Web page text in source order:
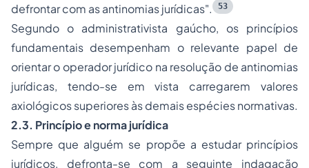
defrontar com as antinomias jurídicas". 53
Segundo o administrativista gaúcho, os princípios
fundamentais desempenham o relevante papel de
orientar o operador jurídico na resolução de antinomias
jurídicas, tendo-se em vista carregarem valores
axiológicos superiores às demais espécies normativas.
2.3. Princípio e norma jurídica
Sempre que alguém se propõe a estudar princípios
jurídicos, defronta-se com a seguinte indagação